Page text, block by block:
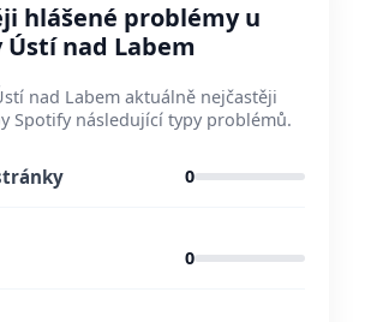
hlášené problémy u
Ústí nad Labem
nad Labem aktuálně nejčastěji
Spotify následující typy problémů.
0
0